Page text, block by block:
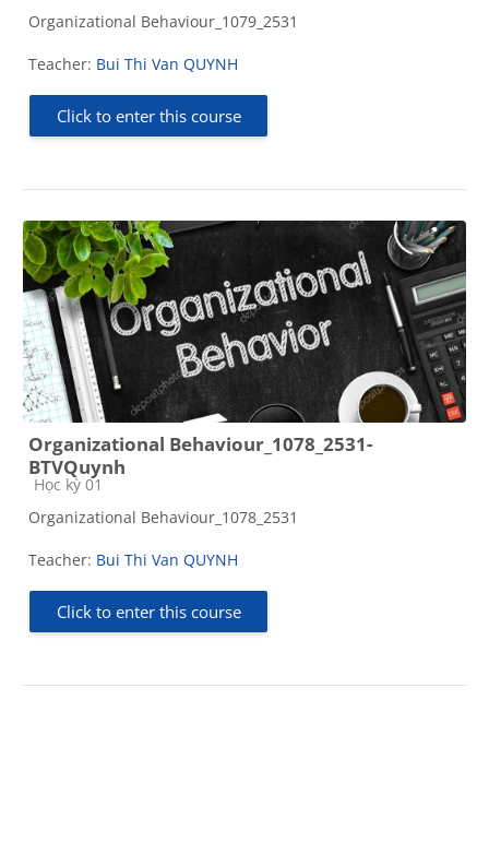
Organizational Behaviour_1079_2531
Teacher: Bui Thi Van QUYNH
Click to enter this course
Organizational Behaviour_1078_2531-
BTVQuynh
Course category
Học kỳ 01
Organizational Behaviour_1078_2531
Teacher: Bui Thi Van QUYNH
Click to enter this course